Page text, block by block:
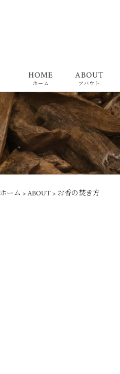
HOME
ホーム
ABOUT
アバウト
ホーム >ABOUT > お香の焚き方